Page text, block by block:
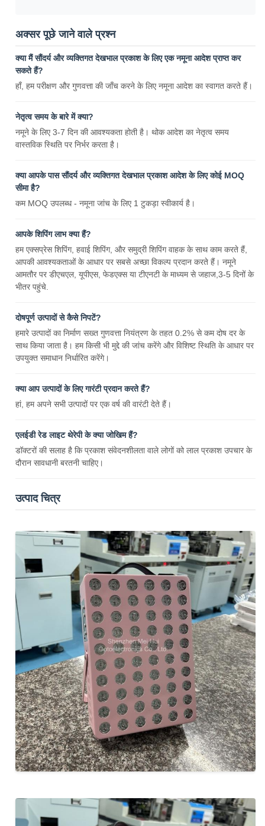
अक्सर पूछे जाने वाले प्रश्न
क्या मैं सौंदर्य और व्यक्तिगत देखभाल प्रकाश के लिए एक नमूना आदेश प्राप्त कर
सकते हैं?
हाँ, हम परीक्षण और गुणवत्ता की जाँच करने के लिए नमूना आदेश का स्वागत करते हैं।
नेतृत्व समय के बारे में क्या?
नमूने के लिए 3-7 दिन की आवश्यकता होती है। थोक आदेश का नेतृत्व समय
वास्तविक स्थिति पर निर्भर करता है।
क्या आपके पास सौंदर्य और व्यक्तिगत देखभाल प्रकाश आदेश के लिए कोई MOQ
सीमा है?
कम MOQ उपलब्ध - नमूना जांच के लिए 1 टुकड़ा स्वीकार्य है।
आपके शिपिंग लाभ क्या हैं?
हम एक्सप्रेस शिपिंग, हवाई शिपिंग, और समुद्री शिपिंग वाहक के साथ काम करते हैं,
आपकी आवश्यकताओं के आधार पर सबसे अच्छा विकल्प प्रदान करते हैं। नमूने
आमतौर पर डीएचएल, यूपीएस, फेडएक्स या टीएनटी के माध्यम से जहाज,3-5 दिनों के
भीतर पहुंचे.
दोषपूर्ण उत्पादों से कैसे निपटें?
हमारे उत्पादों का निर्माण सख्त गुणवत्ता नियंत्रण के तहत 0.2% से कम दोष दर के
साथ किया जाता है। हम किसी भी मुद्दे की जांच करेंगे और विशिष्ट स्थिति के आधार पर
उपयुक्त समाधान निर्धारित करेंगे।
क्या आप उत्पादों के लिए गारंटी प्रदान करते हैं?
हां, हम अपने सभी उत्पादों पर एक वर्ष की वारंटी देते हैं।
एलईडी रेड लाइट थेरेपी के क्या जोखिम हैं?
डॉक्टरों की सलाह है कि प्रकाश संवेदनशीलता वाले लोगों को लाल प्रकाश उपचार के
दौरान सावधानी बरतनी चाहिए।
उत्पाद चित्र